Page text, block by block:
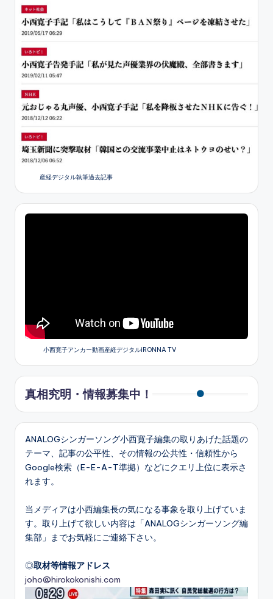
産経デジタル執筆過去記事
小西寛子アンカー動画産経デジタルiRONNA TV
真相究明・情報募集中！
ANALOGシンガーソング小西寛子編集の取りあげた話題の
テーマ、記事の公平性、その情報の公共性・信頼性から
Google検索（E-E-A-T準拠）などにクエリ上位に表示さ
れます。
当メディアは小西編集長の気になる事象を取り上げていま
す。取り上げて欲しい内容は「ANALOGシンガーソング編
集部」までお気軽にご連絡下さい。
◎取材等情報アドレス
joho@hirokokonishi.com